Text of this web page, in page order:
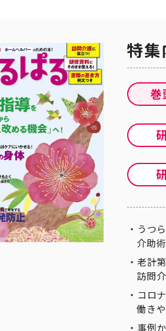
うつ
介助
老計
訪問
コロ
働き
事例